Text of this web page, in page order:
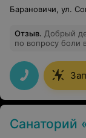
Барановичи, ул.
Отзыв. Добрый
по вопросу боли
этой проблеме
Санаторий